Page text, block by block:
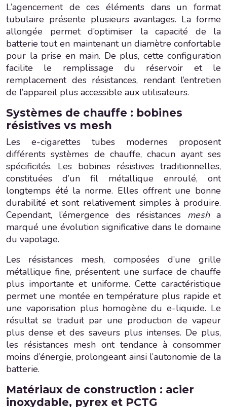
L’agencement de ces éléments dans un format
tubulaire présente plusieurs avantages. La forme
allongée permet d’optimiser la capacité de la
batterie tout en maintenant un diamètre confortable
pour la prise en main. De plus, cette configuration
facilite le remplissage du réservoir et le
remplacement des résistances, rendant l’entretien
de l’appareil plus accessible aux utilisateurs.
Systèmes de chauffe : bobines
résistives vs mesh
Les e-cigarettes tubes modernes proposent
différents systèmes de chauffe, chacun ayant ses
spécificités. Les bobines résistives traditionnelles,
constituées d’un fil métallique enroulé, ont
longtemps été la norme. Elles offrent une bonne
durabilité et sont relativement simples à produire.
Cependant, l’émergence des résistances mesha
marqué une évolution significative dans le domaine
du vapotage.
Les résistances mesh, composées d’une grille
métallique fine, présentent une surface de chauffe
plus importante et uniforme. Cette caractéristique
permet une montée en température plus rapide et
une vaporisation plus homogène du e-liquide. Le
résultat se traduit par une production de vapeur
plus dense et des saveurs plus intenses. De plus,
les résistances mesh ont tendance à consommer
moins d’énergie, prolongeant ainsi l’autonomie de la
batterie.
Matériaux de construction : acier
inoxydable, pyrex et PCTG